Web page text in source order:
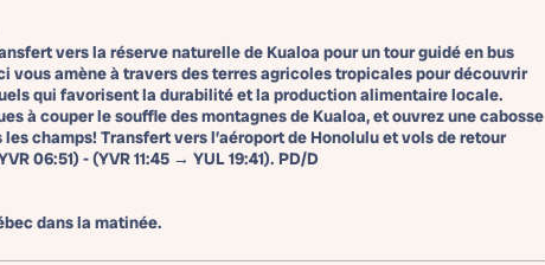
vers la réserve naturelle de Kualoa pour un tour guidé en bus
vous amène à travers des terres agricoles tropicales pour découvrir
qui favorisent la durabilité et la production alimentaire locale.
à couper le souffle des montagnes de Kualoa, et ouvrez une cabosse
les champs! Transfert vers l’aéroport de Honolulu et vols de retour
06:51) - (YVR 11:45 → YUL 19:41). PD/D
dans la matinée.